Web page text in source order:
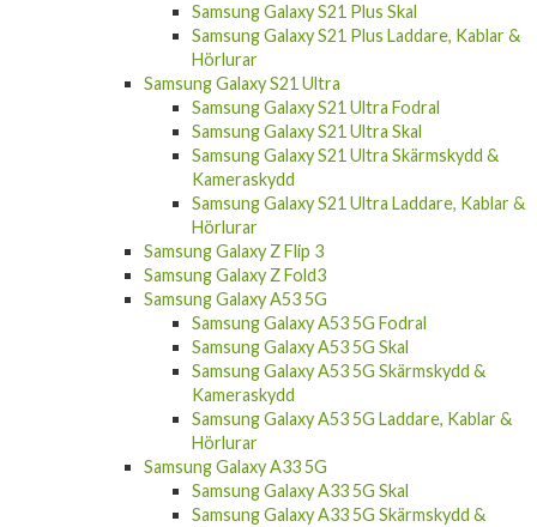
Samsung Galaxy S21 Plus Skal
Samsung Galaxy S21 Plus Laddare, Kablar &
Hörlurar
Samsung Galaxy S21 Ultra
Samsung Galaxy S21 Ultra Fodral
Samsung Galaxy S21 Ultra Skal
Samsung Galaxy S21 Ultra Skärmskydd &
Kameraskydd
Samsung Galaxy S21 Ultra Laddare, Kablar &
Hörlurar
Samsung Galaxy Z Flip 3
Samsung Galaxy Z Fold3
Samsung Galaxy A53 5G
Samsung Galaxy A53 5G Fodral
Samsung Galaxy A53 5G Skal
Samsung Galaxy A53 5G Skärmskydd &
Kameraskydd
Samsung Galaxy A53 5G Laddare, Kablar &
Hörlurar
Samsung Galaxy A33 5G
Samsung Galaxy A33 5G Skal
Samsung Galaxy A33 5G Skärmskydd &